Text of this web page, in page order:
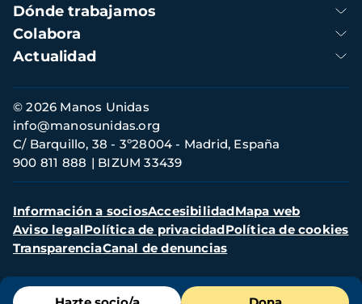
Menú
Dónde trabajamos
Colabora
Actualidad
Información
de
contacto
© 2026 Manos Unidas
C/ Barquillo, 38 - 3º28004 - Madrid, España
900 811 888
BIZUM 33439
info@manosunidas.org
Menú
secundario
Información a sociosAccesibilidadMapa web
Aviso legalPolítica de privacidadPolítica de cookies
TransparenciaCanal de denuncias